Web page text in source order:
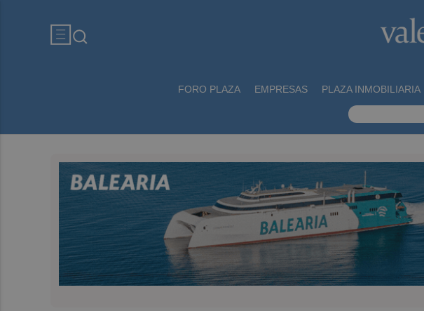
FORO PLAZA EMPRESAS PLAZA INMOBILIARIA